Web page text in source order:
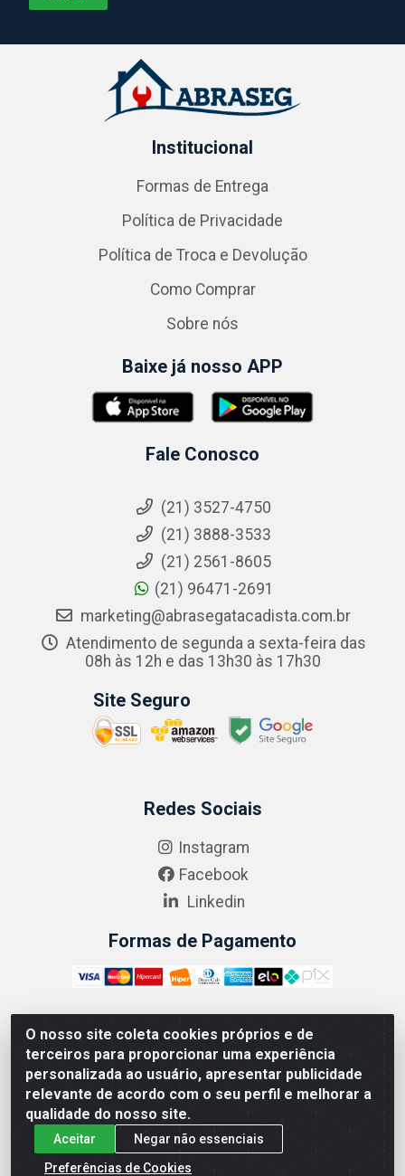
O nosso site coleta cookies próprios e de
terceiros para proporcionar uma experiência
personalizada ao usuário, apresentar publicidade
relevante de acordo com o seu perfil e melhorar a
qualidade do nosso site.
Aceitar
Negar não essenciais
Preferências de Cookies
Institucional
Formas de Entrega
Política de Privacidade
Política de Troca e Devolução
Como Comprar
Sobre nós
Baixe já nosso APP
Fale Conosco
(21) 3527-4750
(21) 3888-3533
(21) 2561-8605
(21) 96471-2691
marketing@abrasegatacadista.com.br
Atendimento de segunda a sexta-feira das
08h às 12h e das 13h30 às 17h30
Site Seguro
Redes Sociais
Instagram
Facebook
Linkedin
Formas de Pagamento
ABRASEG COMÉRCIO ATACADISTA LTDA - CNPJ:
10.894.768/0001-00 - Avenida Lobo Júnior, 1045 -
Penha Circular - Rio de Janeiro - RJ - CEP 21020-124